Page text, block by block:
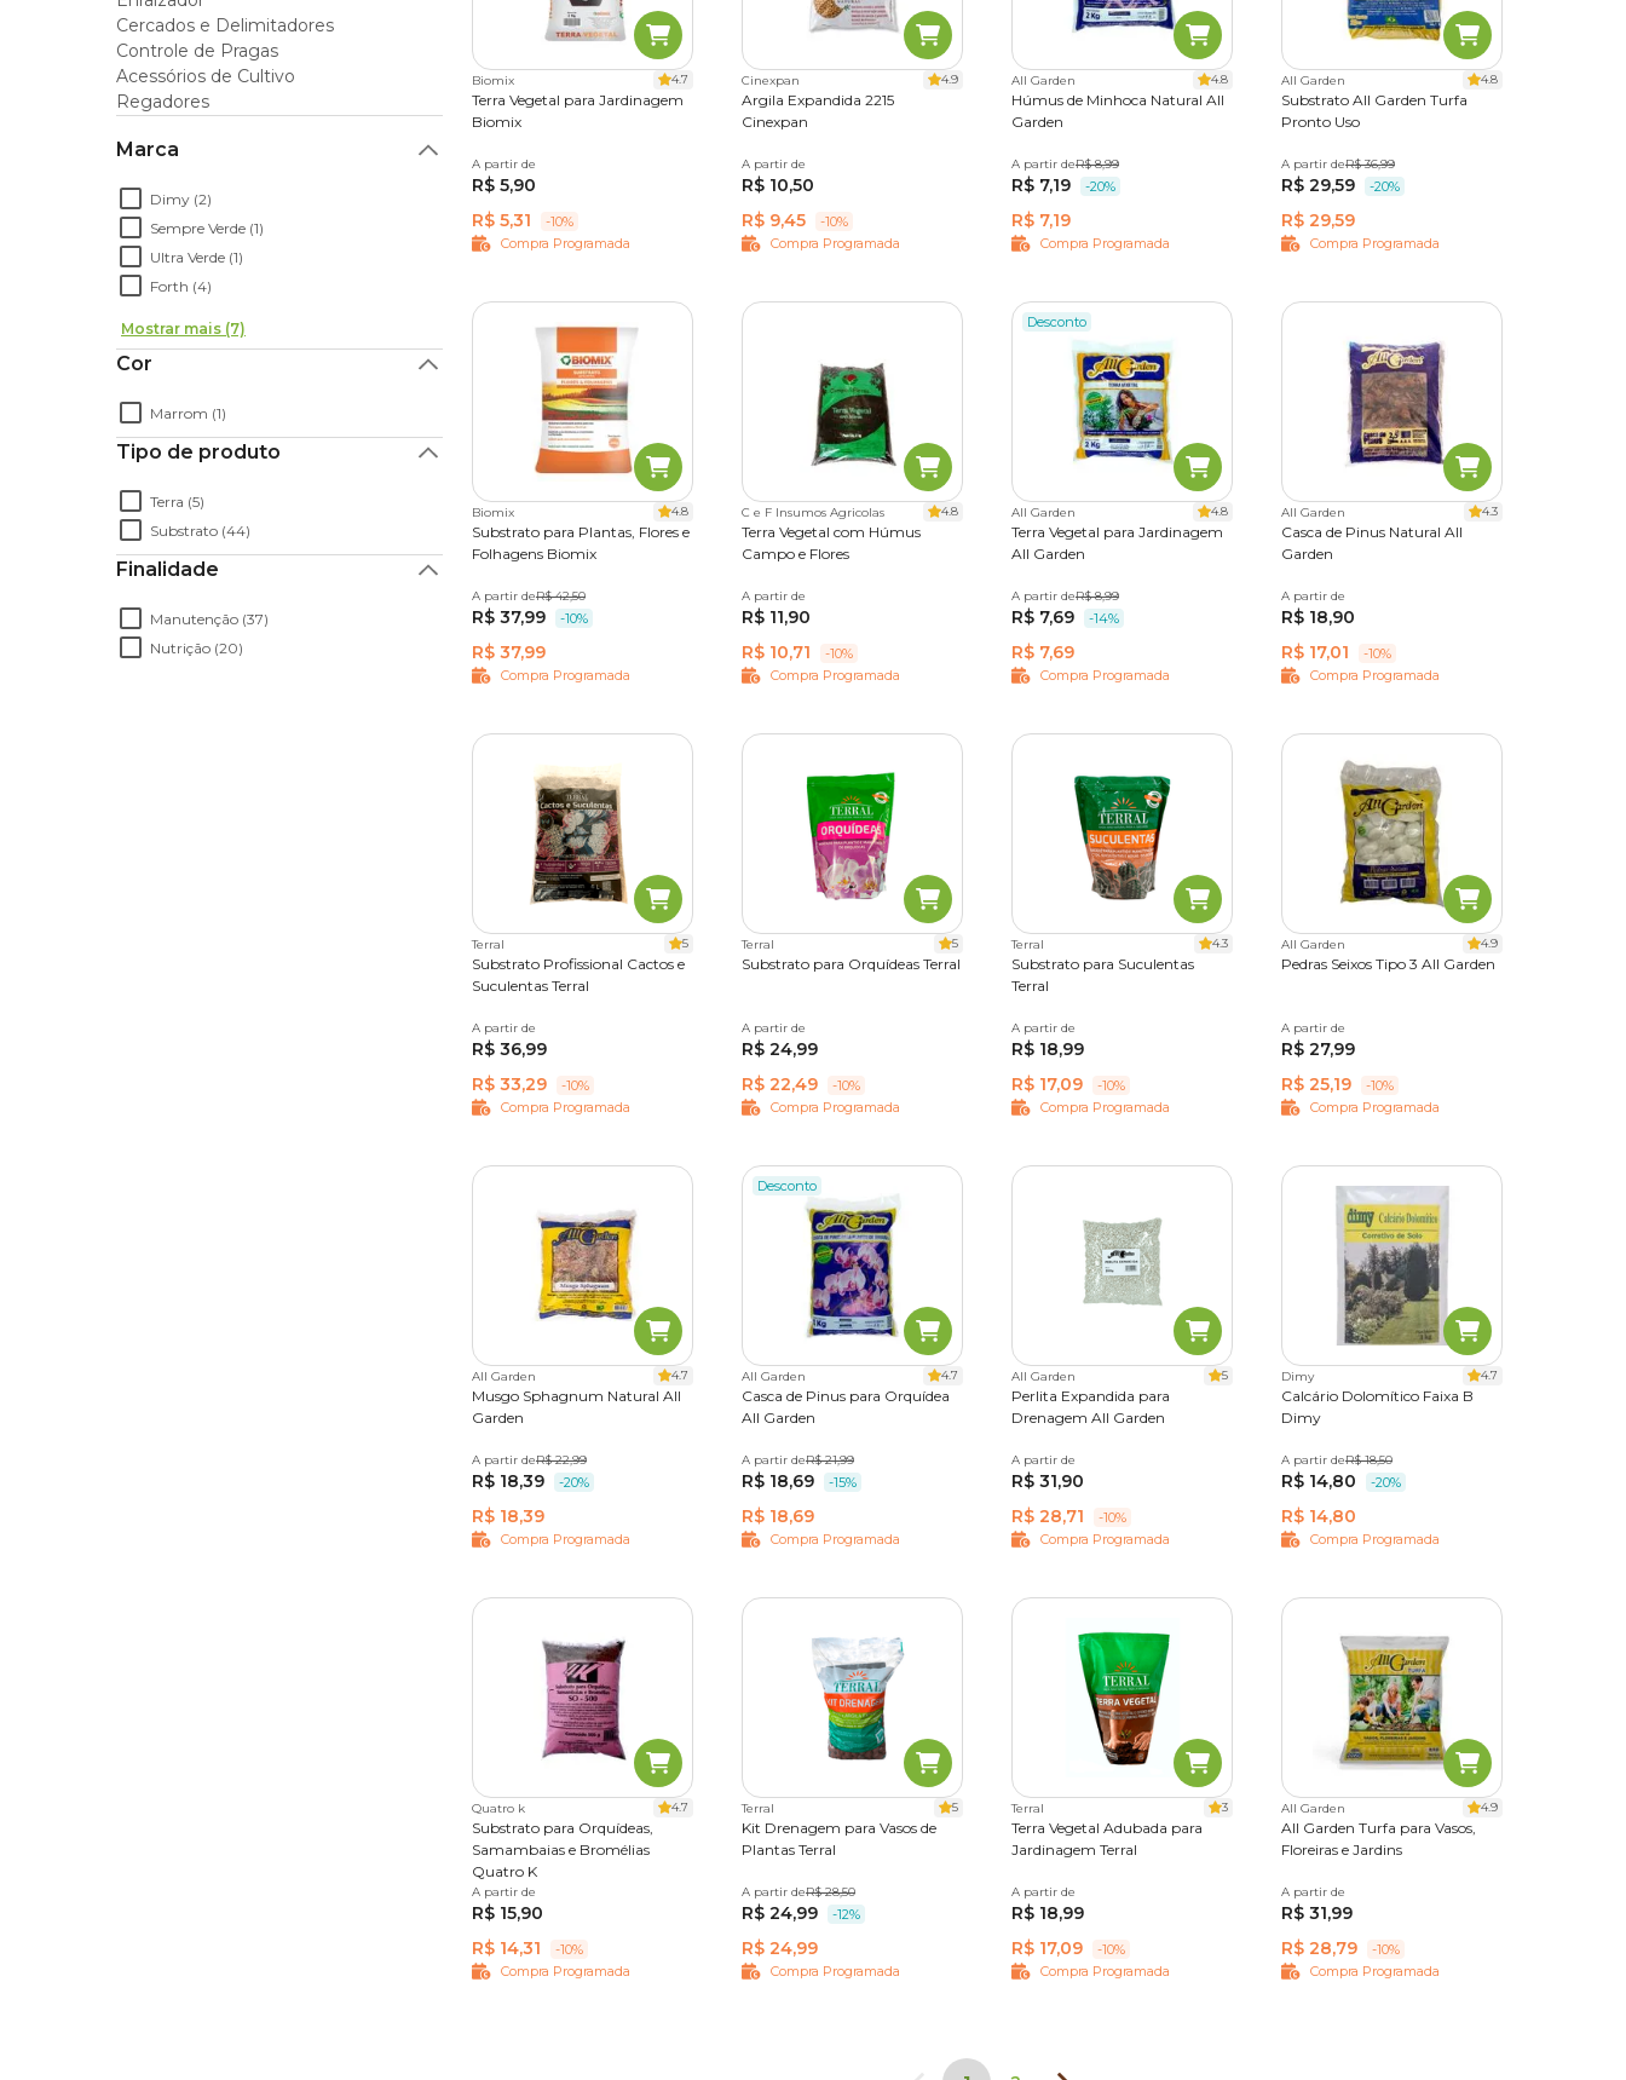
Terra e substratos com preço especial é na Cobasi
Para você que está começando no hobby da jardinagem e procura por terras e substratos com preço especial, a loja online
da Cobasi é o lugar certo. Com nossos
vasoseferramentas de manutençãovocê tem tudo o que precisa para se tornar
um jardineiro profissional. Não perca essa oportunidade!
Cercados e Delimitadores
Controle de Pragas
Acessórios de Cultivo
Regadores
Marca
Dimy (2)
Sempre Verde (1)
Ultra Verde (1)
Forth (4)
Mostrar mais (7)
Cor
Marrom (1)
Tipo de produto
Terra (5)
Substrato (44)
Finalidade
Manutenção (37)
Nutrição (20)
Biomix 4.7
Terra Vegetal para Jardinagem
Biomix
2 kg 10 kg
A partir de
R$ 5,90
R$ 5,31
-10%
Compra Programada
Cinexpan 4.9
Argila Expandida 2215
Cinexpan
2 kg 25 L
A partir de
R$ 10,50
R$ 9,45
-10%
Compra Programada
All Garden 4.8
Húmus de Minhoca Natural All
Garden
2 kg
A partir deR$ 8,99
R$ 7,19 -20%
R$ 7,19
Compra Programada
All Garden 4.8
Substrato All Garden Turfa
Pronto Uso
5 kg 10 kg
A partir deR$ 36,99
R$ 29,59 -20%
R$ 29,59
Compra Programada
Biomix 4.8
Substrato para Plantas, Flores e
Folhagens Biomix
2 kg 5 kg 20 kg
A partir deR$ 42,50
R$ 37,99 -10%
R$ 37,99
Compra Programada
C e F Insumos Agricolas 4.8
Terra Vegetal com Húmus
Campo e Flores
5 kg 10 kg
A partir de
R$ 11,90
R$ 10,71
-10%
Compra Programada
Desconto
All Garden 4.8
Terra Vegetal para Jardinagem
All Garden
2 kg
A partir deR$ 8,99
R$ 7,69 -14%
R$ 7,69
Compra Programada
All Garden 4.3
Casca de Pinus Natural All
Garden
2,5 kg
A partir de
R$ 18,90
R$ 17,01
-10%
Compra Programada
Terral 5
Substrato Profissional Cactos e
Suculentas Terral
5 L
A partir de
R$ 36,99
R$ 33,29
-10%
Compra Programada
Terral 5
Substrato para Orquídeas Terral
2 L
A partir de
R$ 24,99
R$ 22,49
-10%
Compra Programada
Terral 4.3
Substrato para Suculentas
Terral
1,5 L
A partir de
R$ 18,99
R$ 17,09
-10%
Compra Programada
All Garden 4.9
Pedras Seixos Tipo 3 All Garden
5 kg
A partir de
R$ 27,99
R$ 25,19
-10%
Compra Programada
All Garden 4.7
Musgo Sphagnum Natural All
Garden
100g
A partir deR$ 22,99
R$ 18,39 -20%
R$ 18,39
Compra Programada
Desconto
All Garden 4.7
Casca de Pinus para Orquídea
All Garden
1 kg
A partir deR$ 21,99
R$ 18,69 -15%
R$ 18,69
Compra Programada
All Garden 5
Perlita Expandida para
Drenagem All Garden
200 g
A partir de
R$ 31,90
R$ 28,71
-10%
Compra Programada
Dimy 4.7
Calcário Dolomítico Faixa B
Dimy
3 kg
A partir deR$ 18,50
R$ 14,80 -20%
R$ 14,80
Compra Programada
Quatro k 4.7
Substrato para Orquídeas,
Samambaias e Bromélias
Quatro K
500 g
A partir de
R$ 15,90
R$ 14,31
-10%
Compra Programada
Terral 5
Kit Drenagem para Vasos de
Plantas Terral
Único
A partir deR$ 28,50
R$ 24,99 -12%
R$ 24,99
Compra Programada
Terral 3
Terra Vegetal Adubada para
Jardinagem Terral
2 kg
A partir de
R$ 18,99
R$ 17,09
-10%
Compra Programada
All Garden 4.9
All Garden Turfa para Vasos,
Floreiras e Jardins
20 kg
A partir de
R$ 31,99
R$ 28,79
-10%
Compra Programada